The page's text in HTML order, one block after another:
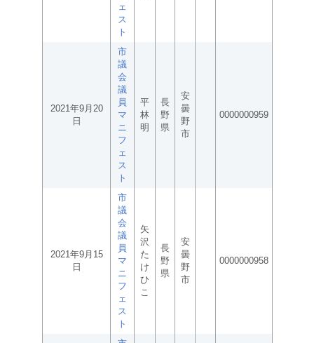
ェ
ス
ト
2021年9月20
日
市
議
会
議
員
マ
ニ
フ
ェ
ス
ト
平
林
明
長
野
県
安
曇
野
市
0000000959
2021年9月15
日
市
議
会
議
員
マ
ニ
フ
ェ
ス
ト
矢
沢
た
け
ひ
こ
長
野
県
安
曇
野
市
0000000958